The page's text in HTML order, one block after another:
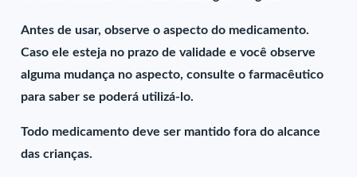
Antes de usar, observe o aspecto do medicamento.
Caso ele esteja no prazo de validade e você observe
alguma mudança no aspecto, consulte o farmacêutico
para saber se poderá utilizá-lo.
Todo medicamento deve ser mantido fora do alcance
das crianças.